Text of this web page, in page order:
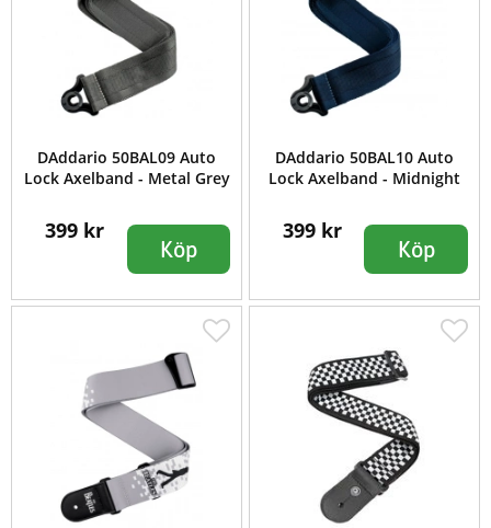
DAddario 50BAL09 Auto
Lock Axelband - Metal Grey
399 kr
Köp
DAddario 50BAL10 Auto
Lock Axelband - Midnight
399 kr
Köp